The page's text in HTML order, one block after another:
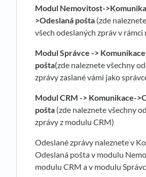
Modul Nemovitost-
>Odeslaná pošta (zde
všech odeslaných zpráv v
Modul Správce -> Komunikace
pošta(zde naleznete všechny
zprávy zaslané vámi jako
Modul CRM -> Komunikace-
pošta (zde naleznete všechny
zprávy z modulu CRM)
Odeslané zprávy naleznete v
Odeslaná pošta v modulu
modulu CRM a v modulu